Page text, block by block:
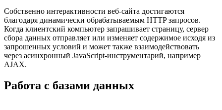
Собственно интерактивности веб-сайта достигаются
благодаря динамически обрабатываемым HTTP запросов.
Когда клиентский компьютер запрашивает страницу, сервер
сбора данных отправляет или изменяет содержимое исходя из
запрошенных условий и может также взаимодействовать
через асинхронный JavaScript-инструментарий, например
AJAX.
Работа с базами данных